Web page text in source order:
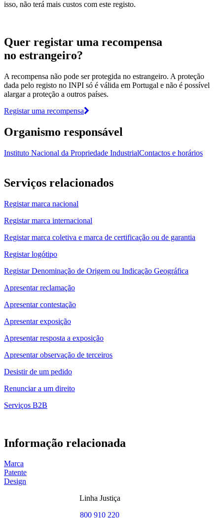
isso, não terá mais custos com este registo.
Quer registar uma recompensa
no estrangeiro?
A recompensa não pode ser protegida no estrangeiro. A proteção
dada pelo registo no INPI só é válida em Portugal e não é possível
alargar a proteção a outros países.
Registar uma recompensa
Organismo responsável
Instituto Nacional da Propriedade IndustrialContactos e horários
Serviços relacionados
Registar marca nacional
Registar marca internacional
Registar marca coletiva e marca de certificação ou de garantia
Registar logótipo
Registar Denominação de Origem ou Indicação Geográfica
Apresentar reclamação
Apresentar contestação
Apresentar exposição
Apresentar resposta a exposição
Apresentar observação de terceiros
Desistir de um pedido
Renunciar a um direito
Serviços B2B
Informação relacionada
Marca
Patente
Design
Linha Justiça
800 910 220